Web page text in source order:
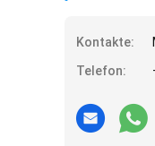
Kontakte:
Telefon: